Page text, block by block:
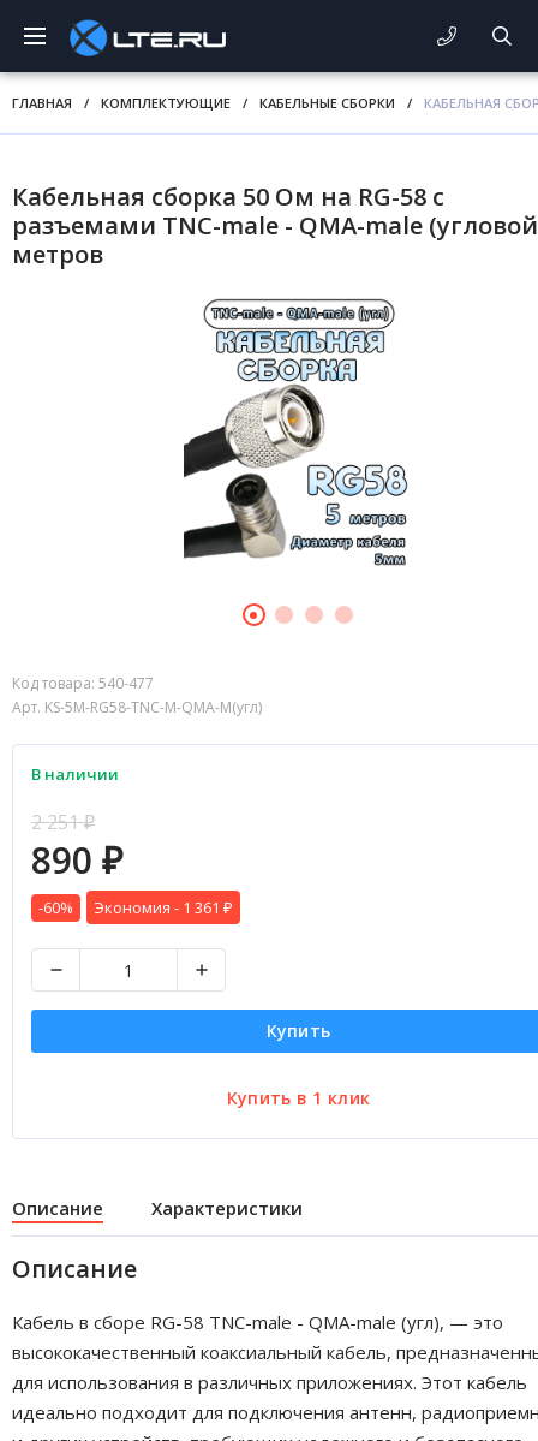
ГЛАВНАЯ / КОМПЛЕКТУЮЩИЕ / КАБЕЛЬНЫЕ СБОРКИ / КАБЕЛЬНАЯ
Кабельная сборка 50 Ом на RG-58 с
разъемами TNC-male - QMA-male
метров
Код товара: 540-477
Арт. KS-5M-RG58-TNC-M-QMA-M(угл)
В наличии
2 251₽
890 ₽
-60% Экономия - 1 361 ₽
Купить
Описание Характеристики
Описание
Кабель в сборе RG-58 TNC-male - QMA-male (угл), — это
высококачественный коаксиальный кабель,
для использования в различных приложениях. Этот кабель
идеально подходит для подключения антенн,